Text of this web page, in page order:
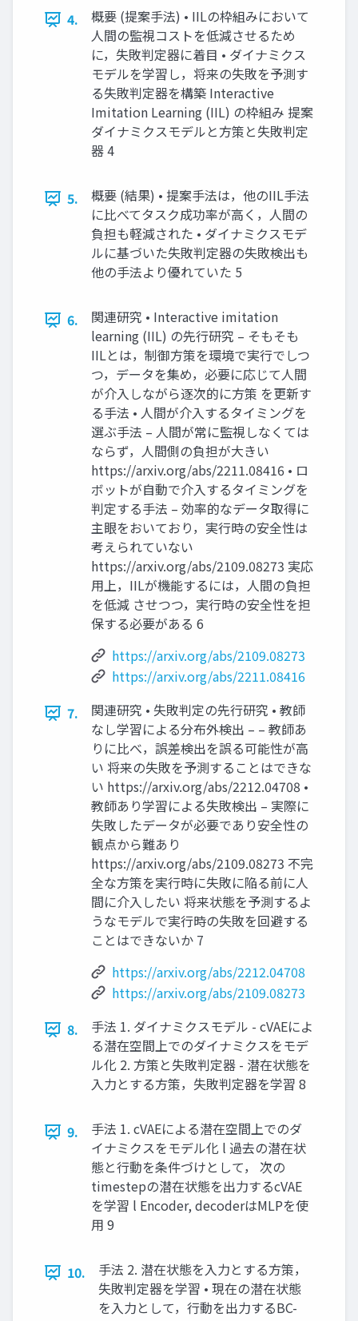
4.
概要 (提案⼿法) • IILの枠組みにおいて
⼈間の監視コストを低減させるため
に，失敗判定器に着⽬ • ダイナミクス
モデルを学習し，将来の失敗を予測す
る失敗判定器を構築 Interactive
Imitation Learning (IIL) の枠組み 提案
ダイナミクスモデルと方策と失敗判定
器 4
5.
概要 (結果) • 提案⼿法は，他のIIL⼿法
に⽐べてタスク成功率が⾼く，⼈間の
負担も軽減された • ダイナミクスモデ
ルに基づいた失敗判定器の失敗検出も
他の⼿法より優れていた 5
6.
関連研究 • Interactive imitation
learning (IIL) の先⾏研究 – そもそも
IILとは，制御⽅策を環境で実⾏でしつ
つ，データを集め，必要に応じて⼈間
が介⼊しながら逐次的に⽅策 を更新す
る⼿法 • ⼈間が介⼊するタイミングを
選ぶ⼿法 – ⼈間が常に監視しなくては
ならず，⼈間側の負担が⼤きい
https://arxiv.org/abs/2211.08416 • ロ
ボットが⾃動で介⼊するタイミングを
判定する⼿法 – 効率的なデータ取得に
主眼をおいており，実⾏時の安全性は
考えられていない
https://arxiv.org/abs/2109.08273 実応
⽤上，IILが機能するには，⼈間の負担
を低減 させつつ，実⾏時の安全性を担
保する必要がある 6
https://arxiv.org/abs/2109.08273
https://arxiv.org/abs/2211.08416
7.
関連研究 • 失敗判定の先⾏研究 • 教師
なし学習による分布外検出 – – 教師あ
りに⽐べ，誤差検出を誤る可能性が⾼
い 将来の失敗を予測することはできな
い https://arxiv.org/abs/2212.04708 •
教師あり学習による失敗検出 – 実際に
失敗したデータが必要であり安全性の
観点から難あり
https://arxiv.org/abs/2109.08273 不完
全な⽅策を実⾏時に失敗に陥る前に⼈
間に介⼊したい 将来状態を予測するよ
うなモデルで実⾏時の失敗を回避する
ことはできないか 7
https://arxiv.org/abs/2212.04708
https://arxiv.org/abs/2109.08273
8.
⼿法 1. ダイナミクスモデル - cVAEによ
る潜在空間上でのダイナミクスをモデ
ル化 2. ⽅策と失敗判定器 - 潜在状態を
⼊⼒とする⽅策，失敗判定器を学習 8
9.
⼿法 1. cVAEによる潜在空間上でのダ
イナミクスをモデル化 l 過去の潜在状
態と⾏動を条件づけとして， 次の
timestepの潜在状態を出⼒するcVAE
を学習 l Encoder, decoderはMLPを使
⽤ 9
10.
⼿法 2. 潜在状態を⼊⼒とする⽅策，
失敗判定器を学習 • 現在の潜在状態
を⼊⼒として，⾏動を出⼒するBC-